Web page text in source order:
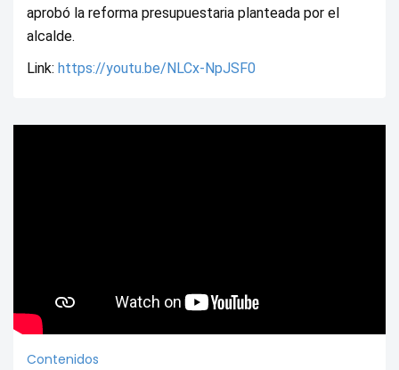
aprobó la reforma presupuestaria planteada por el
alcalde.
Link: https://youtu.be/NLCx-NpJSF0
Contenidos